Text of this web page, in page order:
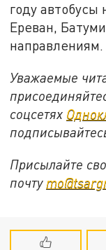
году автобусы
Ереван,
направлениям.
Уважаемые
соцсетях
Присылайте
почту